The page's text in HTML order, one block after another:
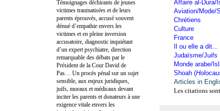
Affaire al-Dura/
Aviation/Mode/
Chrétiens
Culture
France
Il ou elle a dit...
Judaïsme/Juifs
Monde arabe/
Shoah (
Articles in
Les citations
Témoignages déchirants de jeunes
victimes traumatisées et de leurs
parents éprouvés, accusé souvent
dénué d’empathie envers les
victimes et en pleine inversion
accusatoire, diagnostic inquiétant
d’un expert psychiatre, direction
remarquable des débats par le
Président de la Cour David de
Pas… Un procès pénal sur un sujet
sensible, aux enjeux juridiques,
juifs, moraux et médicaux devant
inciter les parents et donateurs à une
exigence vitale envers les